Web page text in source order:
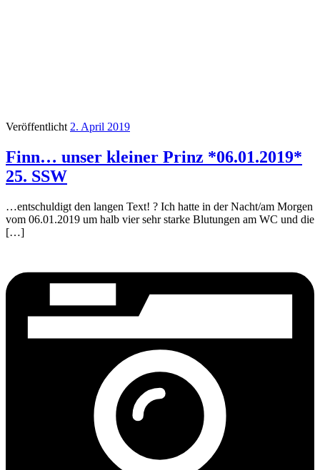
Veröffentlicht2. April 2019
Finn… unser kleiner Prinz *06.01.2019*
25. SSW
…entschuldigt den langen Text! ? Ich hatte in der Nacht/am Morgen
vom 06.01.2019 um halb vier sehr starke Blutungen am WC und die
[…]